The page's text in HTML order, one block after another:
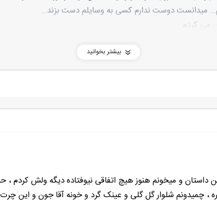
میدانست دوست ندارم کسی به وسایلم دست بزند...
می کردم
؟
از وقتی شِیک سفارش می داد و راجع به ابروو بینی من اظهار نظر
بیدارم نکرده بود برای صرف صبحانه اجباری
بیشتر بخوانید
داستان و میخونم هنوز هیچ اتفاقی نیوفتاده دیگه ولش کردم ،
، چمیدونم شلوار گل گلی و عینک گرد و خونه آقا جون و این چرت